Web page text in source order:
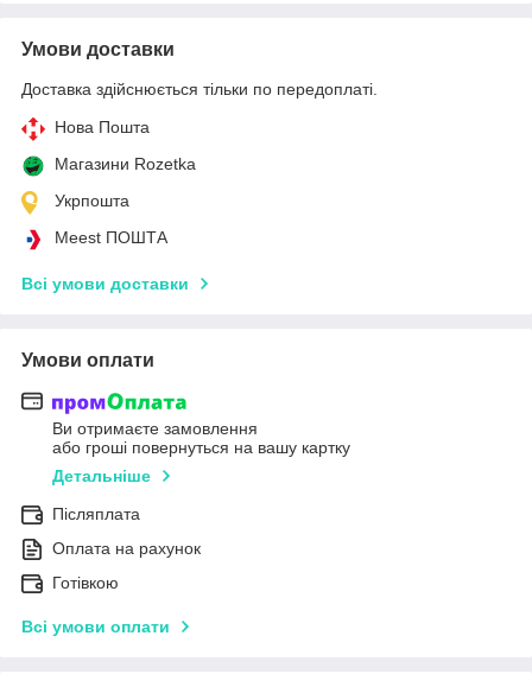
Умови доставки
Доставка здійснюється тільки по передоплаті.
Нова Пошта
Магазини Rozetka
Укрпошта
Meest ПОШТА
Всі умови доставки
Умови оплати
Ви отримаєте замовлення
або гроші повернуться на вашу картку
Детальніше
Післяплата
Оплата на рахунок
Готівкою
Всі умови оплати